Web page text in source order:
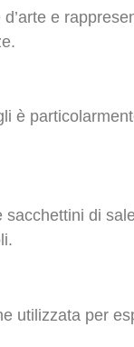
e
è
di
utilizzata per